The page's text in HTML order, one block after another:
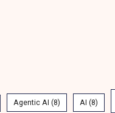
Agentic AI (8) AI (8)